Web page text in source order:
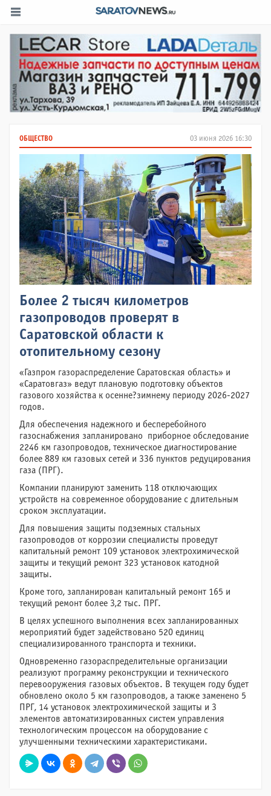
03 июня 2026 16:30
ОБЩЕСТВО
Более 2 тысяч километров
газопроводов проверят в
Саратовской области к
отопительному сезону
«Газпром газораспределение Саратовская область» и
«Саратовгаз» ведут плановую подготовку объектов
газового хозяйства к осенне?зимнему периоду 2026-2027
годов.
Для обеспечения надежного и бесперебойного
газоснабжения запланировано приборное обследование
2246 км газопроводов, техническое диагностирование
более 889 км газовых сетей и 336 пунктов редуцирования
газа (ПРГ).
Компании планируют заменить 118 отключающих
устройств на современное оборудование с длительным
сроком эксплуатации.
Для повышения защиты подземных стальных
газопроводов от коррозии специалисты проведут
капитальный ремонт 109 установок электрохимической
защиты и текущий ремонт 323 установок катодной
защиты.
Кроме того, запланирован капитальный ремонт 165 и
текущий ремонт более 3,2 тыс. ПРГ.
В целях успешного выполнения всех запланированных
мероприятий будет задействовано 520 единиц
специализированного транспорта и техники.
Одновременно газораспределительные организации
реализуют программу реконструкции и технического
перевооружения газовых объектов. В текущем году будет
обновлено около 5 км газопроводов, а также заменено 5
ПРГ, 14 установок электрохимической защиты и 3
элементов автоматизированных систем управления
технологическим процессом на оборудование с
улучшенными техническими характеристиками.